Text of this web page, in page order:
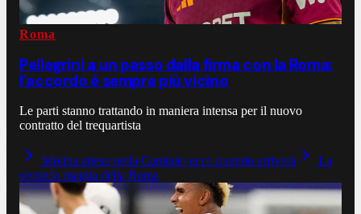
Roma
Pellegrini a un passo dalla firma con la Roma:
l'accordo è sempre più vicino
Le parti stanno trattando in maniera intensa per il nuovo
contratto del trequartista
Molina atteso nella Capitale: ecco quando arriverà
La
seconda maglia della Roma